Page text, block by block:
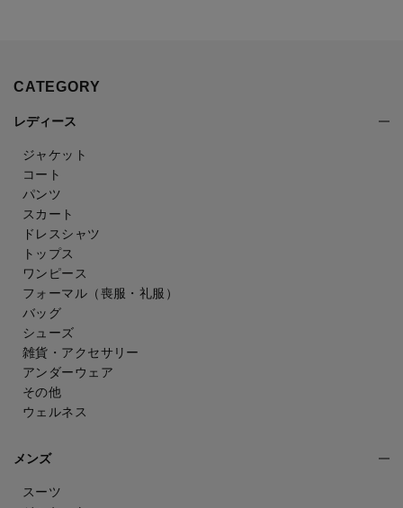
CATEGORY
レディース
ジャケット
コート
パンツ
スカート
ドレスシャツ
トップス
ワンピース
フォーマル（喪服・礼服）
バッグ
シューズ
雑貨・アクセサリー
アンダーウェア
その他
ウェルネス
メンズ
スーツ